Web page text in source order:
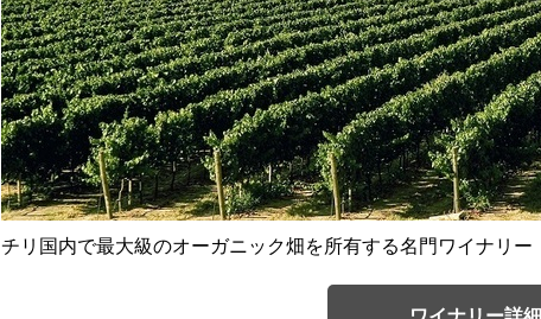
チリ国内で最大級のオーガニック畑を所有する名門ワイナリー